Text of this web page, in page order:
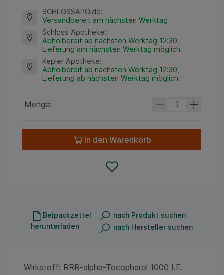
SCHLOSSAPO.de:
Versandbereit am nächsten Werktag
Schloss Apotheke:
Abholbereit ab nächsten Werktag 12:30,
Lieferung am nächsten Werktag möglich
Kepler Apotheke:
Abholbereit ab nächsten Werktag 12:30,
Lieferung ab nächsten Werktag möglich
Menge:
In den Warenkorb
Beipackzettel
herunterladen
nach Produkt suchen
nach Hersteller suchen
Wirkstoff: RRR-alpha-Tocopherol 1000 I.E.